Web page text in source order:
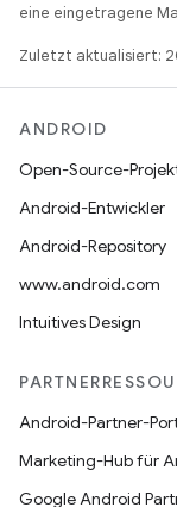
eine eingetragene
Zuletzt aktualisiert:
ANDROID
Open-Source-
Android-Entwickler
Android-Repository
www.android.com
Intuitives Design
Android-Partner-
Marketing-Hub für
Google Android